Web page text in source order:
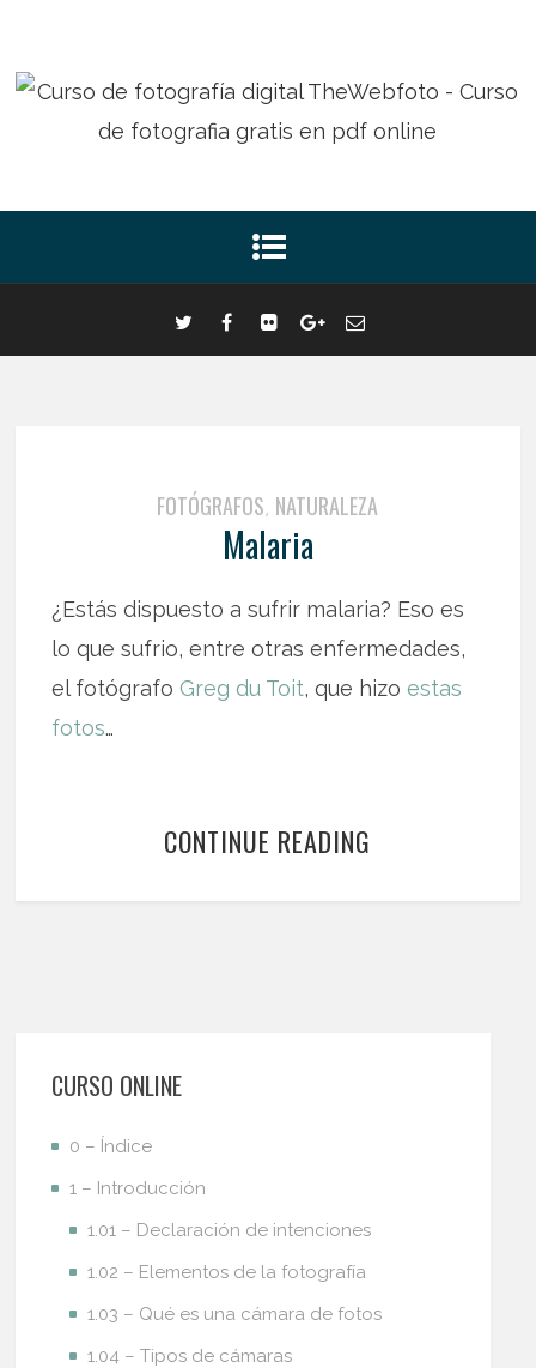
FOTÓGRAFOS, NATURALEZA
Malaria
¿Estás dispuesto a sufrir malaria? Eso es
lo que sufrio, entre otras enfermedades,
el fotógrafoGreg du Toit, que hizo estas
fotos…
CONTINUE READING
CURSO ONLINE
0 – Índice
1 – Introducción
1.01 – Declaración de intenciones
1.02 – Elementos de la fotografía
1.03 – Qué es una cámara de fotos
1.04 – Tipos de cámaras